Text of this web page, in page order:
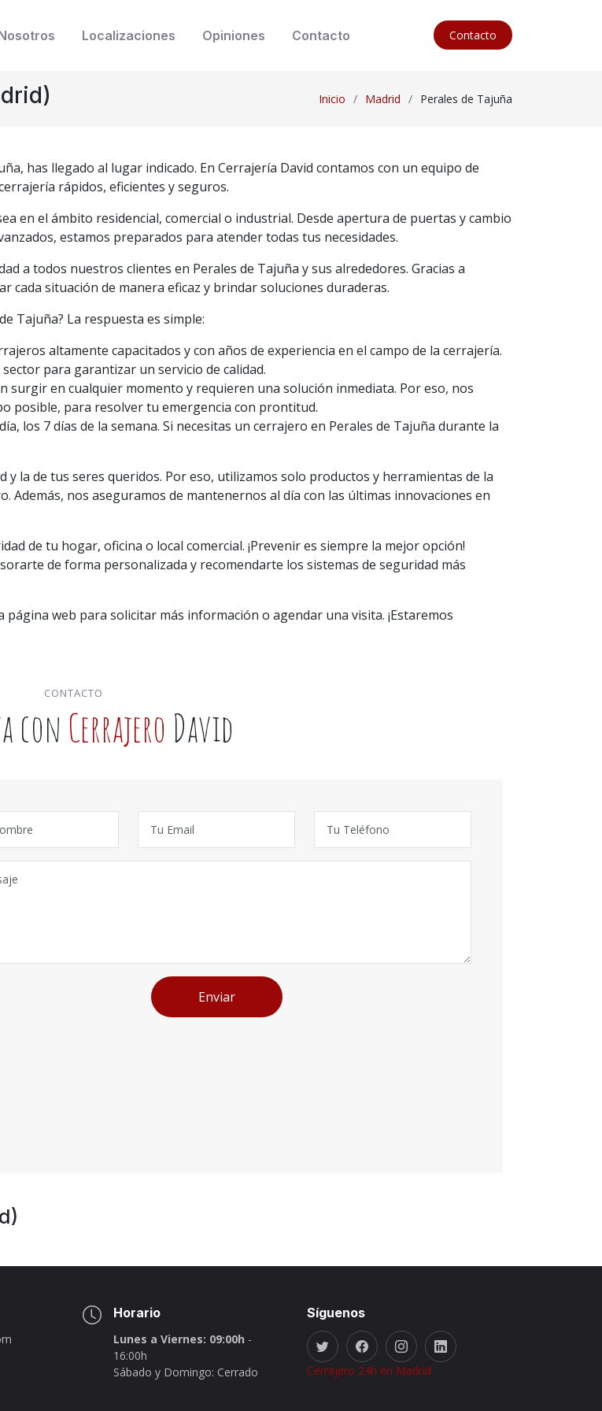
Localizaciones Opiniones Contacto Contacto
Inicio Madrid Perales de Tajuña
has llegado al lugar indicado. En Cerrajería David contamos con un equipo de
rápidos, eficientes y seguros.
en el ámbito residencial, comercial o industrial. Desde apertura de puertas y cambio
estamos preparados para atender todas tus necesidades.
a todos nuestros clientes en Perales de Tajuña y sus alrededores. Gracias a
cada situación de manera eficaz y brindar soluciones duraderas.
Tajuña? La respuesta es simple:
altamente capacitados y con años de experiencia en el campo de la cerrajería.
para garantizar un servicio de calidad.
surgir en cualquier momento y requieren una solución inmediata. Por eso, nos
posible, para resolver tu emergencia con prontitud.
los 7 días de la semana. Si necesitas un cerrajero en Perales de Tajuña durante la
la de tus seres queridos. Por eso, utilizamos solo productos y herramientas de la
nos aseguramos de mantenernos al día con las últimas innovaciones en
de tu hogar, oficina o local comercial. ¡Prevenir es siempre la mejor opción!
de forma personalizada y recomendarte los sistemas de seguridad más
web para solicitar más información o agendar una visita. ¡Estaremos
CONTACTO
con Cerrajero David
Enviar
Horario
Lunes a Viernes: 09:00h -
16:00h
Sábado y Domingo: Cerrado
Síguenos
Cerrajero 24h en Madrid